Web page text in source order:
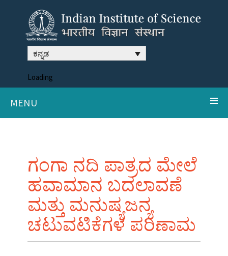
ಕನ್ನಡ
Loading
MENU
ಗಂಗಾ ನದಿ ಪಾತ್ರದ ಮೇಲೆ
ಹವಾಮಾನ ಬದಲಾವಣೆ
ಮತ್ತು ಮನುಷ್ಯಜನ್ಯ
ಚಟುವಟಿಕೆಗಳ ಪರಿಣಾಮ